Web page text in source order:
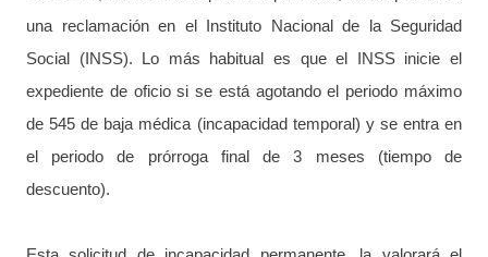
una reclamación en el Instituto Nacional de la Seguridad
Social (INSS). Lo más habitual es que el INSS inicie el
expediente de oficio si se está agotando el periodo máximo
de 545 de baja médica (incapacidad temporal) y se entra en
el periodo de prórroga final de 3 meses (tiempo de
descuento).